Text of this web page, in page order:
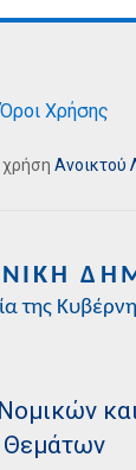
Όροι Χρήσης
χρήση Ανοικτού
Θεμάτων